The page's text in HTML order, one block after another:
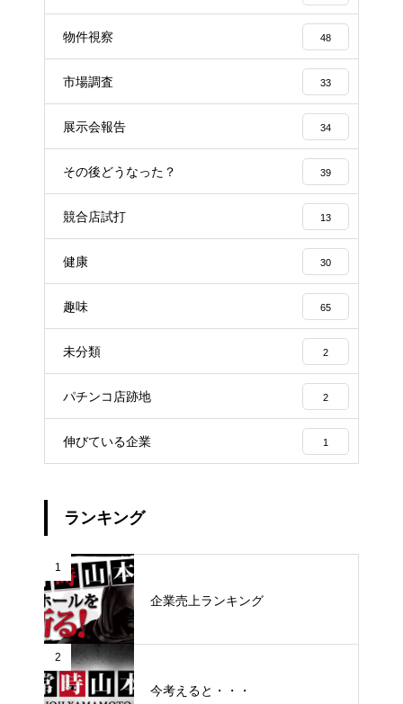
物件視察 48
市場調査 33
展示会報告 34
その後どうなった？ 39
競合店試打 13
健康 30
趣味 65
未分類 2
パチンコ店跡地 2
伸びている企業 1
ランキング
1
企業売上ランキング
2
今考えると・・・